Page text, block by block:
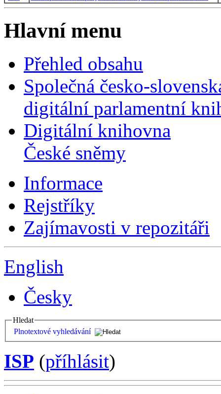
Hlavní menu
Přehled obsahu
Společná česko-
digitální parlamentní
Digitální knihovna
České sněmy
Informace
Rejstříky
Zajímavosti v repozitáři
English
Česky
Hledat
Plnotextové vyhledávání
ISP (příhlásit)